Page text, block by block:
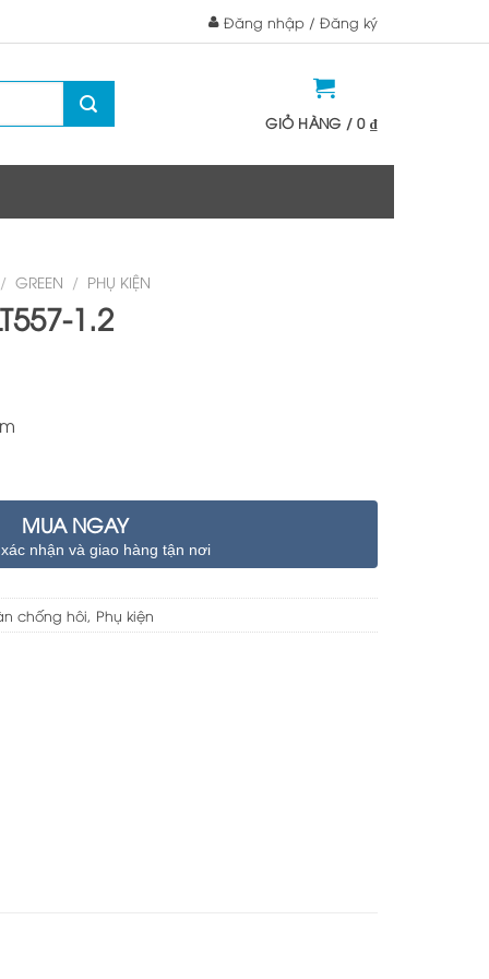
Đăng nhập / Đăng ký
GIỎ HÀNG /0 ₫
/ GREEN / PHỤ KIỆN
1.2
MUA NGAY
nhận và giao hàng tận nơi
chống hôi, Phụ kiện